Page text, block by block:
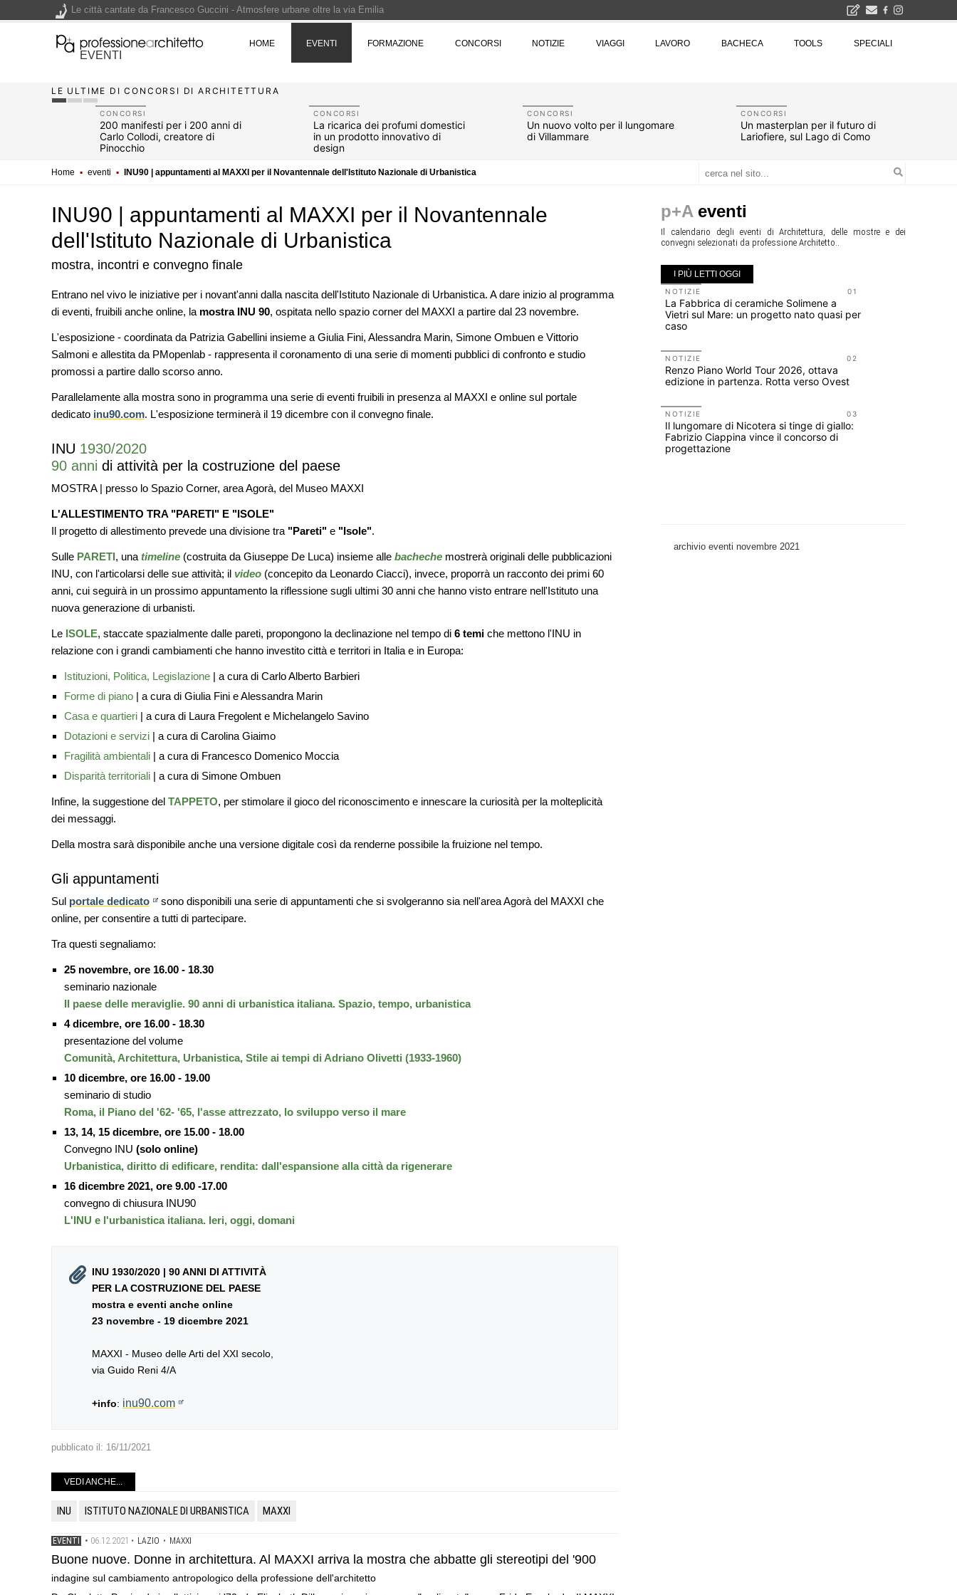
EVENTI
HOME EVENTI FORMAZIONE CONCORSI NOTIZIE VIAGGI LAVORO BACHECA TOOLS SPECIALI
LE ULTIME DI CONCORSI DI ARCHITETTURA
CONCORSI
200 manifesti per i 200 anni di
Carlo Collodi, creatore di
Pinocchio
CONCORSI
La ricarica dei profumi domestici
in un prodotto innovativo di
design
CONCORSI
Un nuovo volto per il lungomare
di Villammare
CONCORSI
Un masterplan per il futuro di
Lariofiere, sul Lago di Como
Home ▪ eventi ▪ INU90 | appuntamenti al MAXXI per il Novantennale dell'Istituto Nazionale di Urbanistica
INU90 | appuntamenti al MAXXI per il Novantennale
dell'Istituto Nazionale di Urbanistica
mostra, incontri e convegno finale
Entrano nel vivo le iniziative per i novant'anni dalla nascita dell'Istituto Nazionale di Urbanistica. A dare inizio al programma
di eventi, fruibili anche online, la mostra INU 90, ospitata nello spazio corner del MAXXI a partire dal 23 novembre.
L'esposizione - coordinata da Patrizia Gabellini insieme a Giulia Fini, Alessandra Marin, Simone Ombuen e Vittorio
Salmoni e allestita da PMopenlab - rappresenta il coronamento di una serie di momenti pubblici di confronto e studio
promossi a partire dallo scorso anno.
Parallelamente alla mostra sono in programma una serie di eventi fruibili in presenza al MAXXI e online sul portale
dedicato inu90.com. L'esposizione terminerà il 19 dicembre con il convegno finale.
INU 1930/2020
90 anni di attività per la costruzione del paese
MOSTRA | presso lo Spazio Corner, area Agorà, del Museo MAXXI
L'ALLESTIMENTO TRA "PARETI" E "ISOLE"
Il progetto di allestimento prevede una divisione tra "Pareti" e "Isole".
Sulle PARETI, una timeline (costruita da Giuseppe De Luca) insieme alle bacheche mostrerà originali delle pubblicazioni
INU, con l'articolarsi delle sue attività; il video (concepito da Leonardo Ciacci), invece, proporrà un racconto dei primi 60
anni, cui seguirà in un prossimo appuntamento la riflessione sugli ultimi 30 anni che hanno visto entrare nell'Istituto una
nuova generazione di urbanisti.
Le ISOLE, staccate spazialmente dalle pareti, propongono la declinazione nel tempo di 6 temi che mettono l'INU in
relazione con i grandi cambiamenti che hanno investito città e territori in Italia e in Europa:
Istituzioni, Politica, Legislazione| a cura di Carlo Alberto Barbieri
Forme di piano| a cura di Giulia Fini e Alessandra Marin
Casa e quartieri| a cura di Laura Fregolent e Michelangelo Savino
Dotazioni e servizi| a cura di Carolina Giaimo
Fragilità ambientali| a cura di Francesco Domenico Moccia
Disparità territoriali| a cura di Simone Ombuen
Infine, la suggestione del TAPPETO, per stimolare il gioco del riconoscimento e innescare la curiosità per la molteplicità
dei messaggi.
Della mostra sarà disponibile anche una versione digitale così da renderne possibile la fruizione nel tempo.
Gli appuntamenti
Sul portale dedicato
sono disponibili una serie di appuntamenti che si svolgeranno sia nell'area Agorà del MAXXI che
online, per consentire a tutti di partecipare.
Tra questi segnaliamo:
25 novembre, ore 16.00 - 18.30
seminario nazionale
Il paese delle meraviglie. 90 anni di urbanistica italiana. Spazio, tempo, urbanistica
4 dicembre, ore 16.00 - 18.30
presentazione del volume
Comunità, Architettura, Urbanistica, Stile ai tempi di Adriano Olivetti (1933-1960)
10 dicembre, ore 16.00 - 19.00
seminario di studio
Roma, il Piano del '62- '65, l'asse attrezzato, lo sviluppo verso il mare
13, 14, 15 dicembre, ore 15.00 - 18.00
Convegno INU (solo online)
Urbanistica, diritto di edificare, rendita: dall'espansione alla città da rigenerare
16 dicembre 2021, ore 9.00 -17.00
convegno di chiusura INU90
L'INU e l'urbanistica italiana. Ieri, oggi, domani
INU 1930/2020 | 90 ANNI DI ATTIVITÀ
PER LA COSTRUZIONE DEL PAESE
mostra e eventi anche online
23 novembre - 19 dicembre 2021
MAXXI - Museo delle Arti del XXI secolo,
via Guido Reni 4/A
+info: inu90.com
pubblicato il: 16/11/2021
VEDI ANCHE...
INU ISTITUTO NAZIONALE DI URBANISTICA MAXXI
EVENTI • 06.12.2021 • LAZIO • MAXXI
Buone nuove. Donne in architettura. Al MAXXI arriva la mostra che abbatte gli stereotipi del '900
indagine sul cambiamento antropologico della professione dell'architetto
p+A eventi
Il calendario degli eventi di Architettura, delle mostre e dei
convegni selezionati da professione Architetto..
I PIÙ LETTI OGGI
07
EVENTI
Città Osmotiche: la rigenerazione urbana
attraverso suoli permeabili, gestione
08
FORMAZIONE
I Cantieri by LandWorks 2026,
Sardegna, a picco sul mare
10
UP-TO-DATE
L'Agenzia del Demanio lancia gare per
accordi quadro da 219 milioni per servizi
UP-TO-DATE
tirocini ed equo compenso
01
NOTIZIE
La Fabbrica di ceramiche Solimene a
Vietri sul Mare: un progetto nato quasi per
caso
02
NOTIZIE
Renzo Piano World Tour 2026, ottava
edizione in partenza. Rotta verso Ovest
03
NOTIZIE
Il lungomare di Nicotera si tinge di giallo:
Fabrizio Ciappina vince il concorso di
progettazione
archivio eventi novembre 2021
Le città cantate da Francesco Guccini - Atmosfere urbane oltre la via Emilia
200 manifesti per i 200 anni di Carlo Collodi, creatore di Pinocchio - Call di grafica promossa dal Museo MAGMA per la realizzazione di una mostra